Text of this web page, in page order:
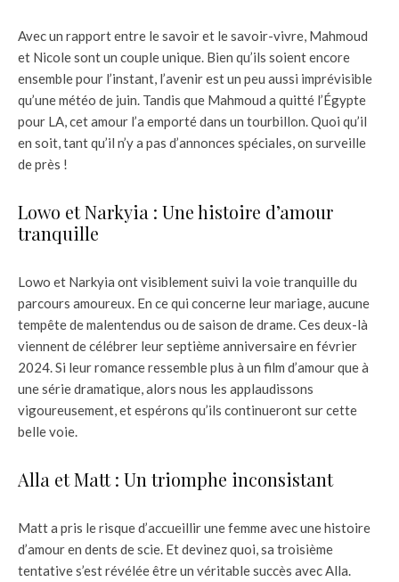
Avec un rapport entre le savoir et le savoir-vivre, Mahmoud
et Nicole sont un couple unique. Bien qu’ils soient encore
ensemble pour l’instant, l’avenir est un peu aussi imprévisible
qu’une météo de juin. Tandis que Mahmoud a quitté l’Égypte
pour LA, cet amour l’a emporté dans un tourbillon. Quoi qu’il
en soit, tant qu’il n’y a pas d’annonces spéciales, on surveille
de près !
Lowo et Narkyia : Une histoire d’amour
tranquille
Lowo et Narkyia ont visiblement suivi la voie tranquille du
parcours amoureux. En ce qui concerne leur mariage, aucune
tempête de malentendus ou de saison de drame. Ces deux-là
viennent de célébrer leur septième anniversaire en février
2024. Si leur romance ressemble plus à un film d’amour que à
une série dramatique, alors nous les applaudissons
vigoureusement, et espérons qu’ils continueront sur cette
belle voie.
Alla et Matt : Un triomphe inconsistant
Matt a pris le risque d’accueillir une femme avec une histoire
d’amour en dents de scie. Et devinez quoi, sa troisième
tentative s’est révélée être un véritable succès avec Alla.